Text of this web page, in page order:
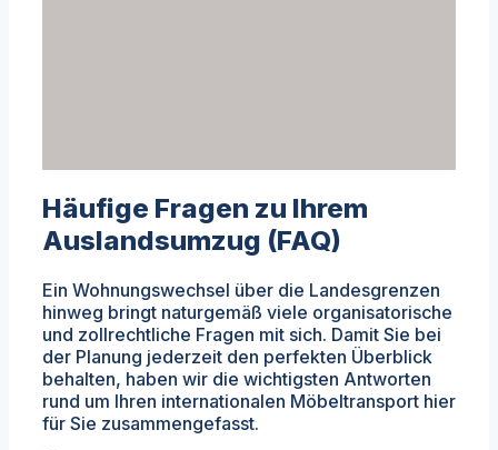
Häufige Fragen zu Ihrem
Auslandsumzug (FAQ)
Ein Wohnungswechsel über die Landesgrenzen
hinweg bringt naturgemäß viele organisatorische
und zollrechtliche Fragen mit sich. Damit Sie bei
der Planung jederzeit den perfekten Überblick
behalten, haben wir die wichtigsten Antworten
rund um Ihren internationalen Möbeltransport hier
für Sie zusammengefasst.